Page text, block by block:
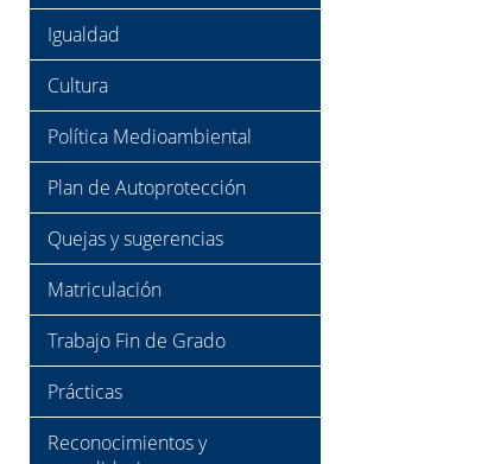
Igualdad
Cultura
Política Medioambiental
Plan de Autoprotección
Quejas y sugerencias
Matriculación
Trabajo Fin de Grado
Prácticas
Reconocimientos y